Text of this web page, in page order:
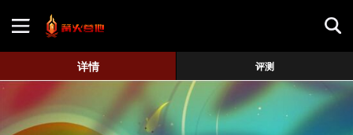
游戏评测
详情 评测